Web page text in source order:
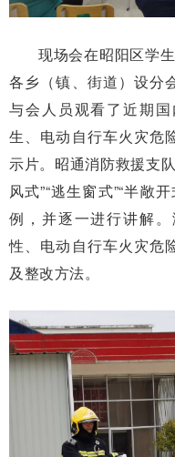
现场会在昭阳区学
各乡（镇、街道）设分
与会人员观看了近期
生、电动自行车火灾危
示片。昭通消防救援支
风式”“逃生窗式”“半敞
例，并逐一进行讲解
性、电动自行车火灾危
及整改方法。